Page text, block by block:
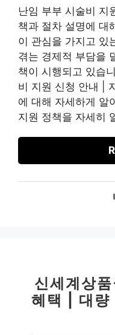
난임 부부 시술비 지
책과 절차 설명에 대
이 관심을 가지고 있
겪는 경제적 부담을
책이 시행되고 있습
비 지원 신청 안내 |
에 대해 자세하게 알
지원 정책을 자세히
신세계상
혜택 | 대량